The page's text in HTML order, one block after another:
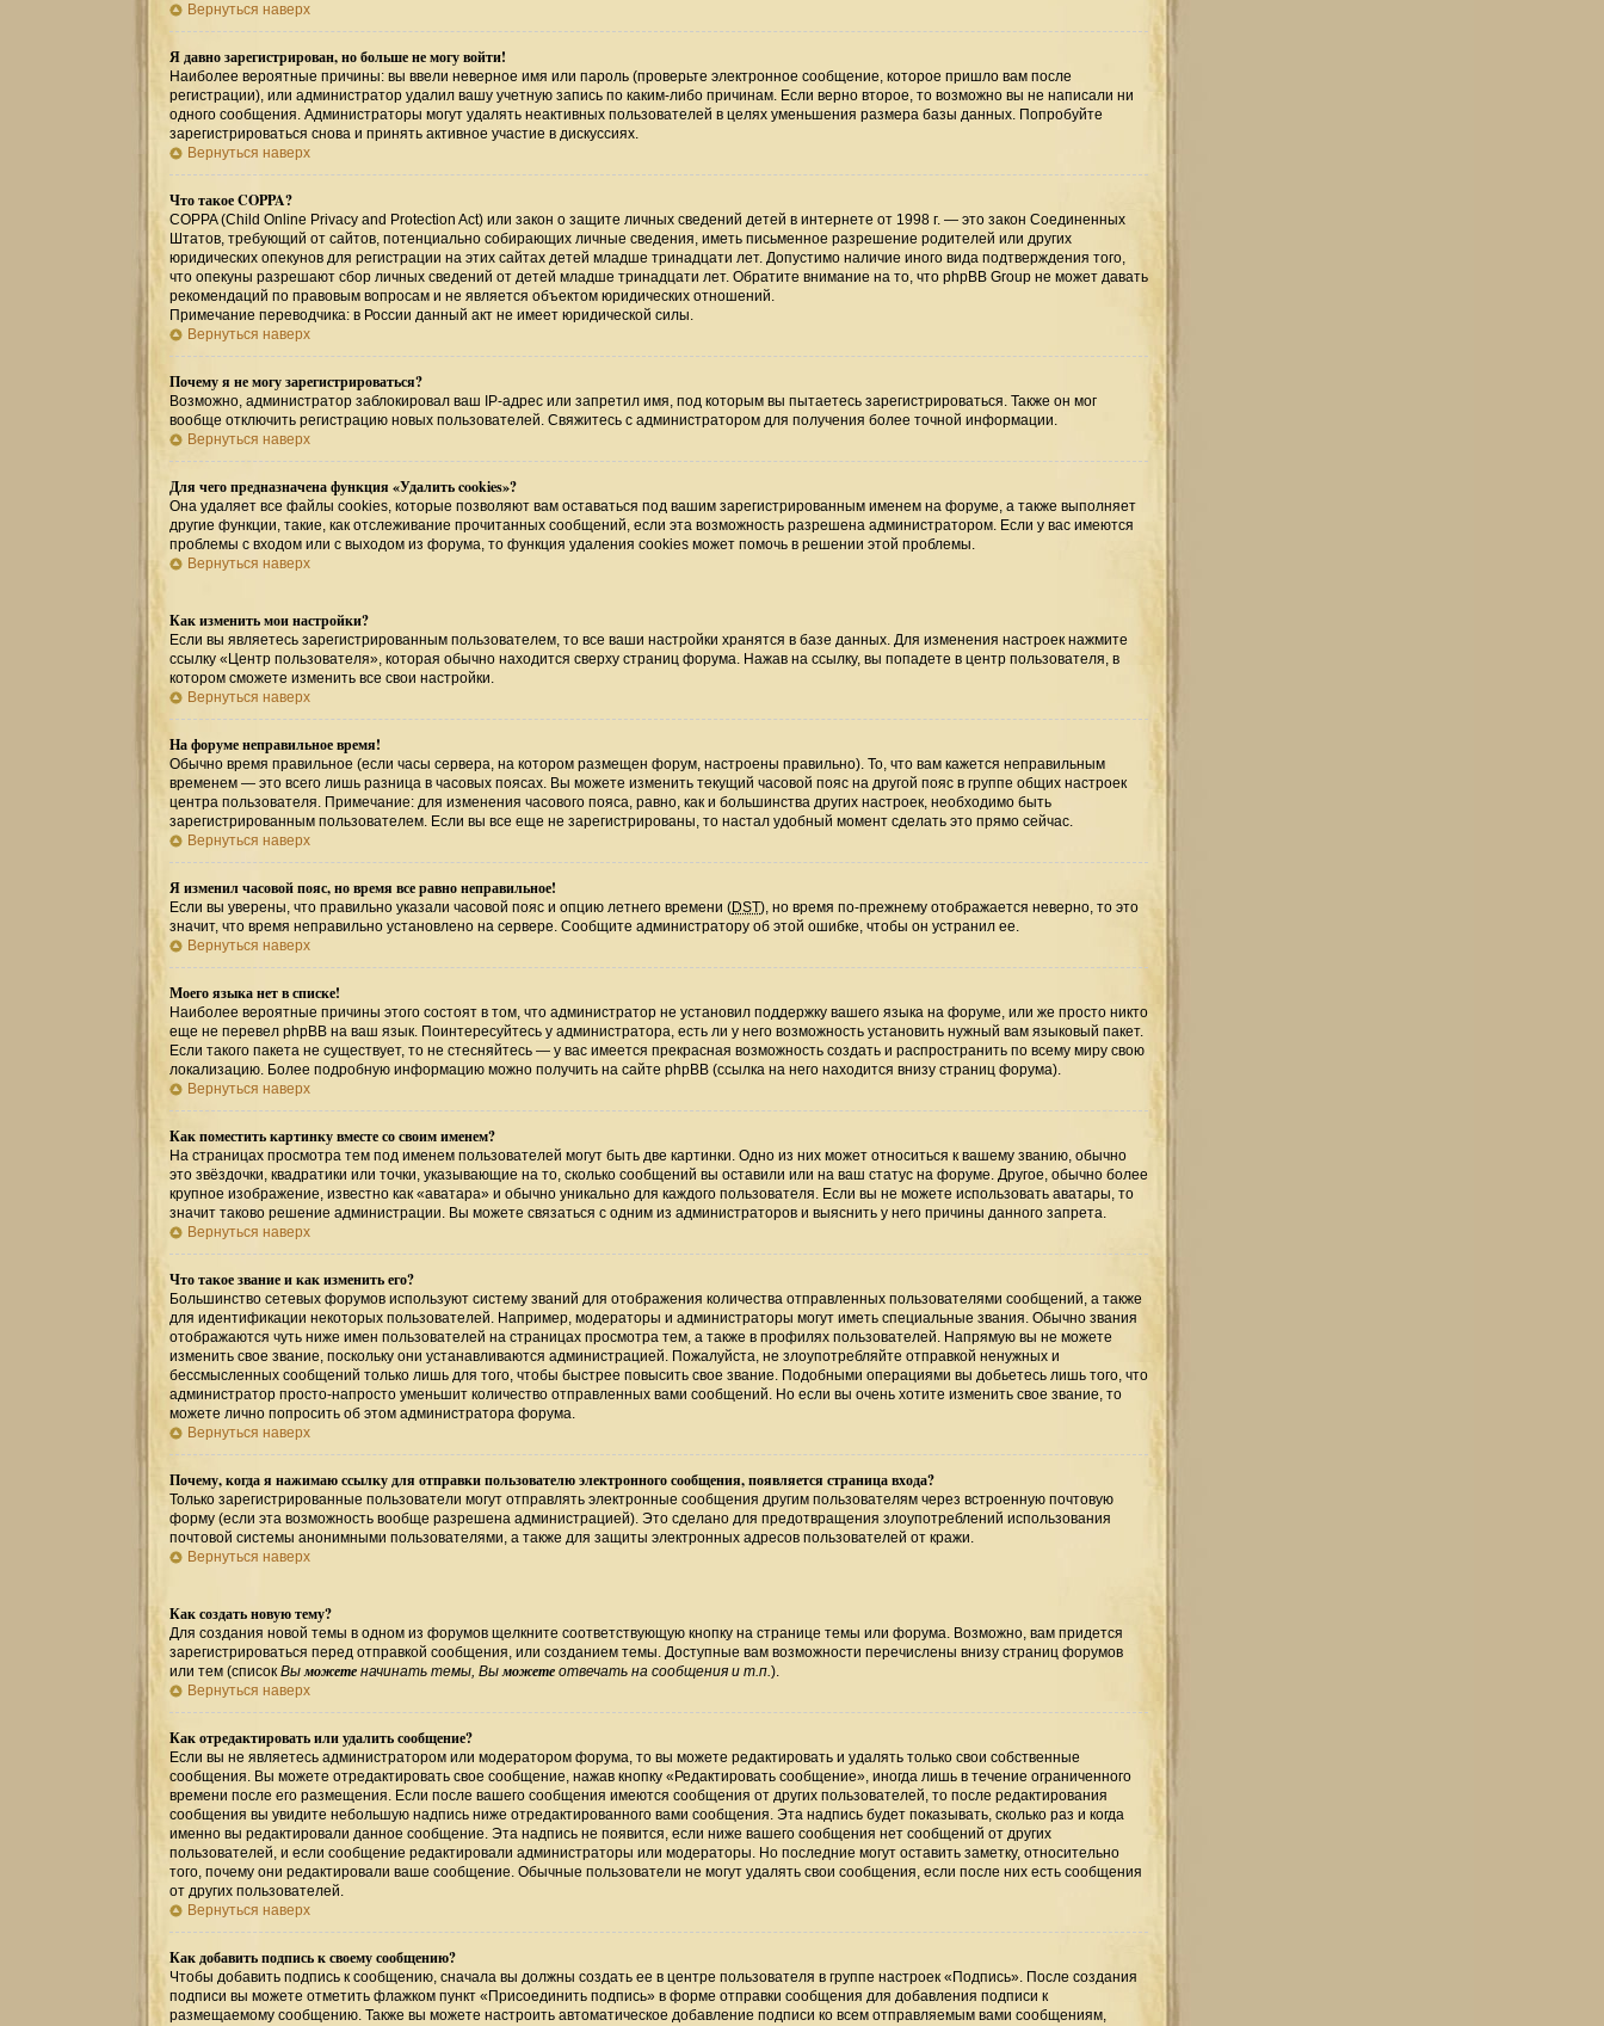
Вернуться наверх
Я давно зарегистрирован, но больше не могу войти!
Наиболее вероятные причины: вы ввели неверное имя или пароль (проверьте электронное сообщение, которое пришло вам после
регистрации), или администратор удалил вашу учетную запись по каким-либо причинам. Если верно второе, то возможно вы не написали ни
одного сообщения. Администраторы могут удалять неактивных пользователей в целях уменьшения размера базы данных. Попробуйте
зарегистрироваться снова и принять активное участие в дискуссиях.
Вернуться наверх
Что такое COPPA?
COPPA (Child Online Privacy and Protection Act) или закон о защите личных сведений детей в интернете от 1998 г. — это закон Соединенных
Штатов, требующий от сайтов, потенциально собирающих личные сведения, иметь письменное разрешение родителей или других
юридических опекунов для регистрации на этих сайтах детей младше тринадцати лет. Допустимо наличие иного вида подтверждения того,
что опекуны разрешают сбор личных сведений от детей младше тринадцати лет. Обратите внимание на то, что phpBB Group не может давать
рекомендаций по правовым вопросам и не является объектом юридических отношений.
Примечание переводчика: в России данный акт не имеет юридической силы.
Вернуться наверх
Почему я не могу зарегистрироваться?
Возможно, администратор заблокировал ваш IP-адрес или запретил имя, под которым вы пытаетесь зарегистрироваться. Также он мог
вообще отключить регистрацию новых пользователей. Свяжитесь с администратором для получения более точной информации.
Вернуться наверх
Для чего предназначена функция «Удалить cookies»?
Она удаляет все файлы cookies, которые позволяют вам оставаться под вашим зарегистрированным именем на форуме, а также выполняет
другие функции, такие, как отслеживание прочитанных сообщений, если эта возможность разрешена администратором. Если у вас имеются
проблемы с входом или с выходом из форума, то функция удаления cookies может помочь в решении этой проблемы.
Вернуться наверх
Как изменить мои настройки?
Если вы являетесь зарегистрированным пользователем, то все ваши настройки хранятся в базе данных. Для изменения настроек нажмите
ссылку «Центр пользователя», которая обычно находится сверху страниц форума. Нажав на ссылку, вы попадете в центр пользователя, в
котором сможете изменить все свои настройки.
Вернуться наверх
На форуме неправильное время!
Обычно время правильное (если часы сервера, на котором размещен форум, настроены правильно). То, что вам кажется неправильным
временем — это всего лишь разница в часовых поясах. Вы можете изменить текущий часовой пояс на другой пояс в группе общих настроек
центра пользователя. Примечание: для изменения часового пояса, равно, как и большинства других настроек, необходимо быть
зарегистрированным пользователем. Если вы все еще не зарегистрированы, то настал удобный момент сделать это прямо сейчас.
Вернуться наверх
Я изменил часовой пояс, но время все равно неправильное!
Если вы уверены, что правильно указали часовой пояс и опцию летнего времени (DST), но время по-прежнему отображается неверно, то это
значит, что время неправильно установлено на сервере. Сообщите администратору об этой ошибке, чтобы он устранил ее.
Вернуться наверх
Моего языка нет в списке!
Наиболее вероятные причины этого состоят в том, что администратор не установил поддержку вашего языка на форуме, или же просто никто
еще не перевел phpBB на ваш язык. Поинтересуйтесь у администратора, есть ли у него возможность установить нужный вам языковый пакет.
Если такого пакета не существует, то не стесняйтесь — у вас имеется прекрасная возможность создать и распространить по всему миру свою
локализацию. Более подробную информацию можно получить на сайте phpBB (ссылка на него находится внизу страниц форума).
Вернуться наверх
Как поместить картинку вместе со своим именем?
На страницах просмотра тем под именем пользователей могут быть две картинки. Одно из них может относиться к вашему званию, обычно
это звёздочки, квадратики или точки, указывающие на то, сколько сообщений вы оставили или на ваш статус на форуме. Другое, обычно более
крупное изображение, известно как «аватара» и обычно уникально для каждого пользователя. Если вы не можете использовать аватары, то
значит таково решение администрации. Вы можете связаться с одним из администраторов и выяснить у него причины данного запрета.
Вернуться наверх
Что такое звание и как изменить его?
Большинство сетевых форумов используют систему званий для отображения количества отправленных пользователями сообщений, а также
для идентификации некоторых пользователей. Например, модераторы и администраторы могут иметь специальные звания. Обычно звания
отображаются чуть ниже имен пользователей на страницах просмотра тем, а также в профилях пользователей. Напрямую вы не можете
изменить свое звание, поскольку они устанавливаются администрацией. Пожалуйста, не злоупотребляйте отправкой ненужных и
бессмысленных сообщений только лишь для того, чтобы быстрее повысить свое звание. Подобными операциями вы добьетесь лишь того, что
администратор просто-напросто уменьшит количество отправленных вами сообщений. Но если вы очень хотите изменить свое звание, то
можете лично попросить об этом администратора форума.
Вернуться наверх
Почему, когда я нажимаю ссылку для отправки пользователю электронного сообщения, появляется страница входа?
Только зарегистрированные пользователи могут отправлять электронные сообщения другим пользователям через встроенную почтовую
форму (если эта возможность вообще разрешена администрацией). Это сделано для предотвращения злоупотреблений использования
почтовой системы анонимными пользователями, а также для защиты электронных адресов пользователей от кражи.
Вернуться наверх
Как создать новую тему?
Для создания новой темы в одном из форумов щелкните соответствующую кнопку на странице темы или форума. Возможно, вам придется
зарегистрироваться перед отправкой сообщения, или созданием темы. Доступные вам возможности перечислены внизу страниц форумов
или тем (список Выможете начинать темы, Выможете отвечать на сообщения и т.п.).
Вернуться наверх
Как отредактировать или удалить сообщение?
Если вы не являетесь администратором или модератором форума, то вы можете редактировать и удалять только свои собственные
сообщения. Вы можете отредактировать свое сообщение, нажав кнопку «Редактировать сообщение», иногда лишь в течение ограниченного
времени после его размещения. Если после вашего сообщения имеются сообщения от других пользователей, то после редактирования
сообщения вы увидите небольшую надпись ниже отредактированного вами сообщения. Эта надпись будет показывать, сколько раз и когда
именно вы редактировали данное сообщение. Эта надпись не появится, если ниже вашего сообщения нет сообщений от других
пользователей, и если сообщение редактировали администраторы или модераторы. Но последние могут оставить заметку, относительно
того, почему они редактировали ваше сообщение. Обычные пользователи не могут удалять свои сообщения, если после них есть сообщения
от других пользователей.
Вернуться наверх
Как добавить подпись к своему сообщению?
Чтобы добавить подпись к сообщению, сначала вы должны создать ее в центре пользователя в группе настроек «Подпись». После создания
подписи вы можете отметить флажком пункт «Присоединить подпись» в форме отправки сообщения для добавления подписи к
размещаемому сообщению. Также вы можете настроить автоматическое добавление подписи ко всем отправляемым вами сообщениям,